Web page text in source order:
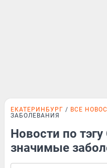
ЕКАТЕРИНБУРГ ВСЕ
ЗАБОЛЕВАНИЯ
Новости по
значимые